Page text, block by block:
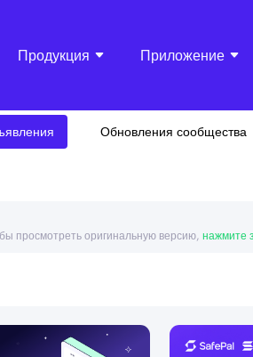
Продукция Приложение
Обновления сообщества
просмотреть оригинальную версию, нажмите